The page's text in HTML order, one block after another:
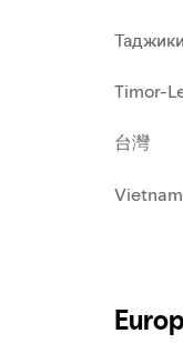
Timor-
台灣